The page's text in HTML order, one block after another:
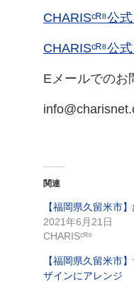
CHARISᶜᴿ⁸公
CHARISᶜᴿ⁸公
Eメールでのお
関連
【福岡県久留米市
2021年6月21日
CHARISᶜᴿ⁸
【福岡県久留米市
ザインにアレンジ